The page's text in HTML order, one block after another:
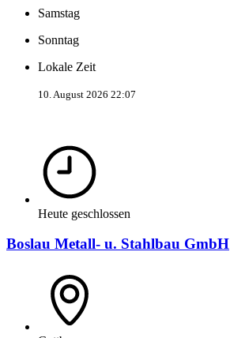
Samstag
Sonntag
Lokale Zeit
10. August 2026 22:07
Heute geschlossen
Boslau Metall- u. Stahlbau GmbH